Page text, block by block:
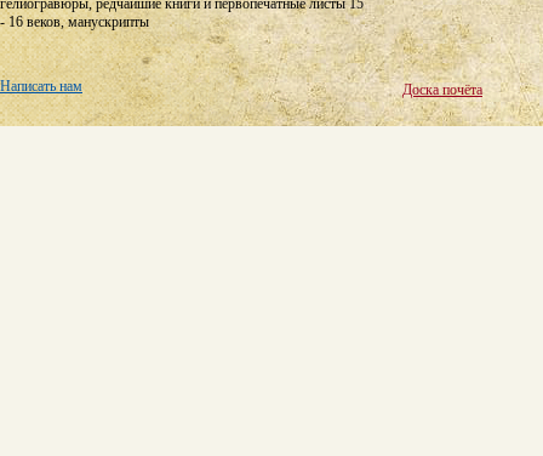
гелиогравюры, редчайшие книги и первопечатные листы 15
- 16 веков, манускрипты
Написать нам Доска почёта